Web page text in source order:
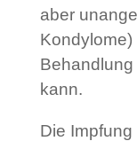
aber
kann.
Die